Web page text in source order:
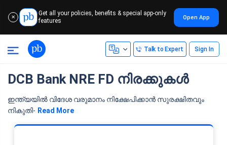
✕
Get all your policies, benefits & special app-only
features
Open App
Talk to Expert Sign In
DCB Bank NRE FD നിരക്കുകൾ
ഇന്ത്യയില്‍ വിദേശ വരുമാനം നിക്ഷേപിക്കാന്‍ സുരക്ഷിതവും
നികുതി- Read More